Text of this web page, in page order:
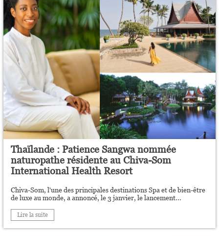
Thaïlande : Patience Sangwa nommée
naturopathe résidente au Chiva-Som
International Health Resort
Chiva-Som, l'une des principales destinations Spa et de bien-être
de luxe au monde, a annoncé, le 3 janvier, le lancement...
Lire la suite